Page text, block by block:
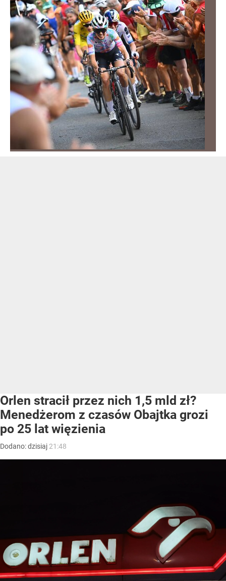
Orlen stracił przez nich 1,5 mld zł?
Menedżerom z czasów Obajtka grozi
po 25 lat więzienia
Dodano:dzisiaj 21:48